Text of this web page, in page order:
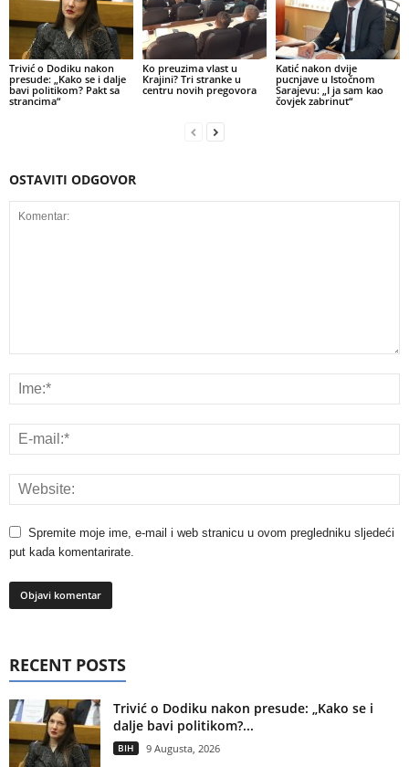
Trivić o Dodiku nakon
presude: „Kako se i dalje
bavi politikom? Pakt sa
strancima“
Ko preuzima vlast u
Krajini? Tri stranke u
centru novih pregovora
Katić nakon dvije
pucnjave u Istočnom
Sarajevu: „I ja sam kao
čovjek zabrinut“
OSTAVITI ODGOVOR
Spremite moje ime, e-mail i web stranicu u ovom pregledniku sljedeći
put kada komentarirate.
RECENT POSTS
Trivić o Dodiku nakon presude: „Kako se i
dalje bavi politikom?...
BIH 9 Augusta, 2026